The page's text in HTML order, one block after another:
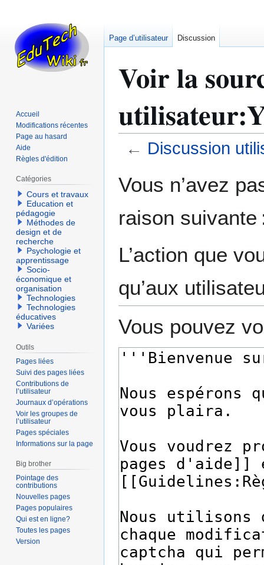
Voir la
← Discussion
à
navigation
à
recherche
Vous n’avez
raison suivante
L’action que
qu’aux
Vous pouvez
Page d’utilisateur Discussion
Accueil
Modifications récentes
Page au hasard
Aide
Règles d'édition
Catégories
Cours et travaux
Education et
pédagogie
Méthodes de
design et de
recherche
Psychologie et
apprentissage
Socio-
économique et
organisation
Technologies
Technologies
éducatives
Variées
Outils
Pages liées
Suivi des pages liées
Contributions de
l’utilisateur
Journaux d’opérations
Voir les groupes de
l’utilisateur
Pages spéciales
Informations sur la page
Big brother
Pointage des
contributions
Nouvelles pages
Pages populaires
Qui est en ligne?
Toutes les pages
Version